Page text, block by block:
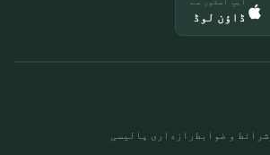
ڈاؤن لوڈ
شرائط و ضوابط رازداری پالیسی